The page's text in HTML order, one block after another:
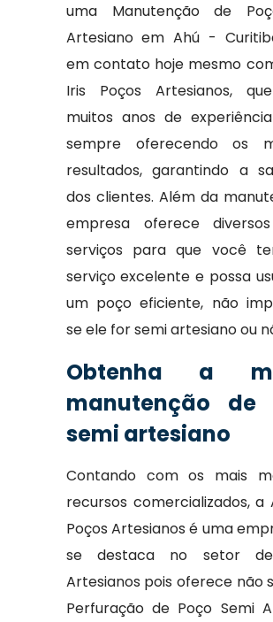
uma Manutenção de
Artesiano em Ahú -
em contato hoje mesmo
Iris Poços Artesianos,
muitos anos de
sempre oferecendo os
resultados, garantindo a
dos clientes. Além da
empresa oferece
serviços para que você
serviço excelente e possa
um poço eficiente, não
se ele for semi artesiano ou
Obtenha a
manutenção de
semi artesiano
Contando com os mais
recursos comercializados, a
Poços Artesianos é uma
se destaca no setor de
Artesianos pois oferece não
Perfuração de Poço Semi